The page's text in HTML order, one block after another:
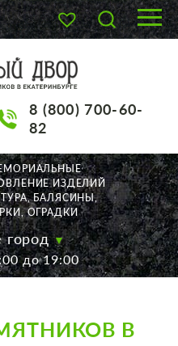
до 19:00
8 (800) 700-60-
82
ИЗДЕЛИЙ
БАЛЯСИНЫ,
ОГРАДКИ
город
до 19:00
В